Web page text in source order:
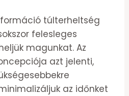
túlterheltség
felesleges
magunkat. Az
azt jelenti,
az időnket